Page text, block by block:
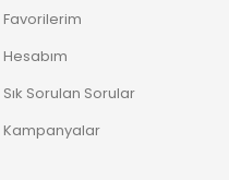
Favorilerim
Hesabım
Sık Sorulan Sorular
Kampanyalar